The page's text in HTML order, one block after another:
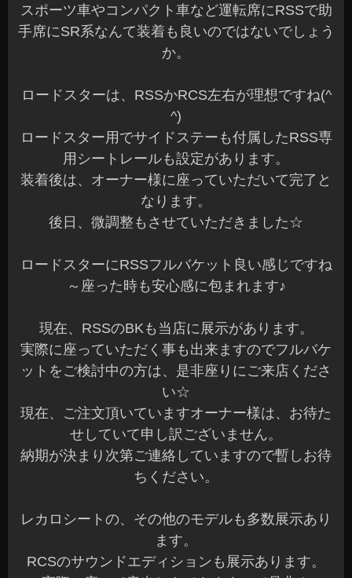
スポーツ車やコンパクト車など運転席にRSSで助
手席にSR系なんて装着も良いのではないでしょう
か。
ロードスターは、RSSかRCS左右が理想ですね(^
^)
ロードスター用でサイドステーも付属したRSS専
用シートレールも設定があります。
装着後は、オーナー様に座っていただいて完了と
なります。
後日、微調整もさせていただきました☆
ロードスターにRSSフルバケット良い感じですね
～座った時も安心感に包まれます♪
現在、RSSのBKも当店に展示があります。
実際に座っていただく事も出来ますのでフルバケ
ットをご検討中の方は、是非座りにご来店くださ
い☆
現在、ご注文頂いていますオーナー様は、お待た
せしていて申し訳ございません。
納期が決まり次第ご連絡していますので暫しお待
ちください。
レカロシートの、その他のモデルも多数展示あり
ます。
RCSのサウンドエディションも展示あります。